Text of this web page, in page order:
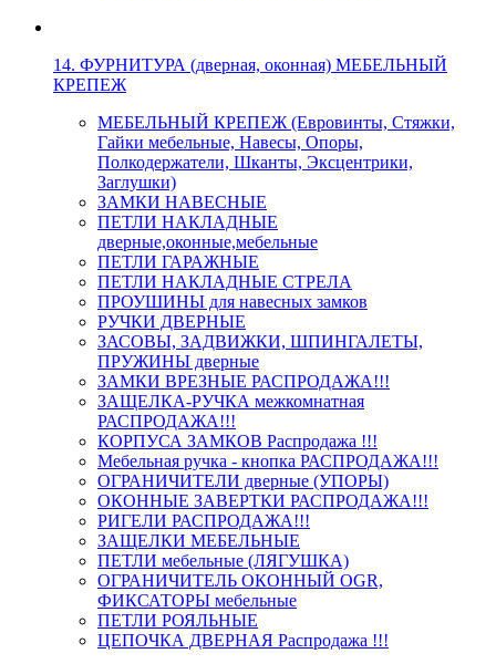
14. ФУРНИТУРА (дверная, оконная) МЕБЕЛЬНЫЙ
КРЕПЕЖ
МЕБЕЛЬНЫЙ КРЕПЕЖ (Евровинты, Стяжки,
Гайки мебельные, Навесы, Опоры,
Полкодержатели, Шканты, Эксцентрики,
Заглушки)
ЗАМКИ НАВЕСНЫЕ
ПЕТЛИ НАКЛАДНЫЕ
дверные,оконные,мебельные
ПЕТЛИ ГАРАЖНЫЕ
ПЕТЛИ НАКЛАДНЫЕ СТРЕЛА
ПРОУШИНЫ для навесных замков
РУЧКИ ДВЕРНЫЕ
ЗАСОВЫ, ЗАДВИЖКИ, ШПИНГАЛЕТЫ,
ПРУЖИНЫ дверные
ЗАМКИ ВРЕЗНЫЕ РАСПРОДАЖА!!!
ЗАЩЕЛКА-РУЧКА межкомнатная
РАСПРОДАЖА!!!
КОРПУСА ЗАМКОВ Распродажа !!!
Мебельная ручка - кнопка РАСПРОДАЖА!!!
ОГРАНИЧИТЕЛИ дверные (УПОРЫ)
ОКОННЫЕ ЗАВЕРТКИ РАСПРОДАЖА!!!
РИГЕЛИ РАСПРОДАЖА!!!
ЗАЩЕЛКИ МЕБЕЛЬНЫЕ
ПЕТЛИ мебельные (ЛЯГУШКА)
ОГРАНИЧИТЕЛЬ ОКОННЫЙ OGR,
ФИКСАТОРЫ мебельные
ПЕТЛИ РОЯЛЬНЫЕ
ЦЕПОЧКА ДВЕРНАЯ Распродажа !!!